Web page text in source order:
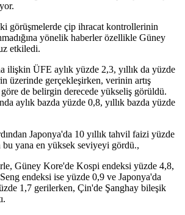
görüşmelerde çip ihracat kontrollerinin
yönelik haberler özellikle Güney
etkiledi.
ilişkin ÜFE aylık yüzde 2,3, yıllık da yüzde
üzerinde gerçekleşirken, verinin artış
göre de belirgin derecede yükseliş görüldü.
aylık bazda yüzde 0,8, yıllık bazda yüzde
Japonya'da 10 yıllık tahvil faizi yüzde
bu yana en yüksek seviyeyi gördü.,
Güney Kore'de Kospi endeksi yüzde 4,8,
endeksi ise yüzde 0,9 ve Japonya'da
1,7 gerilerken, Çin'de Şanghay bileşik